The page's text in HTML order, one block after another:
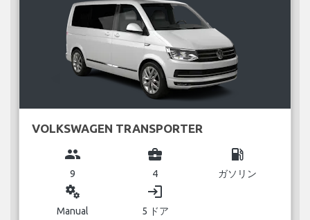
VOLKSWAGEN TRANSPORTER
group
9
business_center
4
local_gas_station
ガソリン
miscellaneous_services
Manual
login
5 ドア